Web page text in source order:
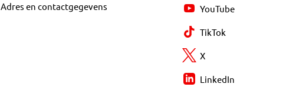
Adres en contactgegevens YouTube
TikTok
X
LinkedIn